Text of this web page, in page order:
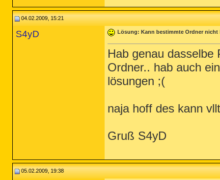
04.02.2009, 15:21
S4yD Lösung: Kann bestimmte Ordner nicht
Hab genau dasselbe
Ordner.. hab auch
lösungen ;(
naja hoff des kann
Gruß S4yD
05.02.2009, 19:38